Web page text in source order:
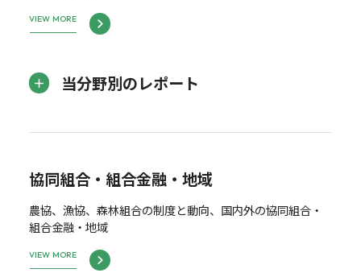
VIEW MORE
当分野別のレポート
協同組合・組合金融・地域
農協、漁協、森林組合の制度と動向、国内外の協同組合・
組合金融・地域
VIEW MORE